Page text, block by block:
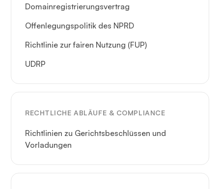
Domainregistrierungsvertrag
Offenlegungspolitik des NPRD
Richtlinie zur fairen Nutzung (FUP)
UDRP
RECHTLICHE ABLÄUFE & COMPLIANCE
Richtlinien zu Gerichtsbeschlüssen und
Vorladungen